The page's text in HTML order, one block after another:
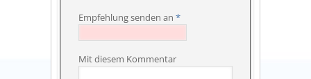
Empfehlung senden an *
Mit diesem Kommentar